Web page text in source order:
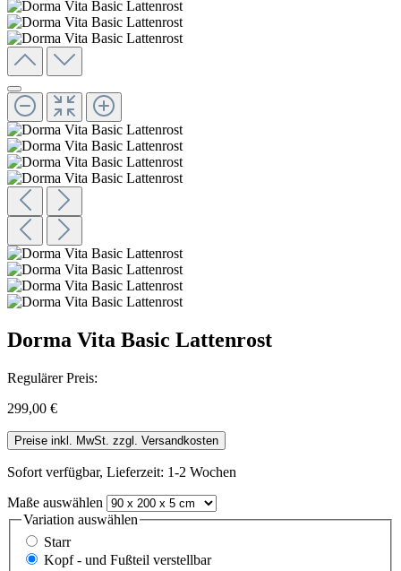
Dorma Vita Basic Lattenrost
Regulärer Preis:
299,00 €
Preise inkl. MwSt. zzgl. Versandkosten
Sofort verfügbar, Lieferzeit: 1-2 Wochen
Maße auswählen
Variation auswählen
Starr
Kopf - und Fußteil verstellbar